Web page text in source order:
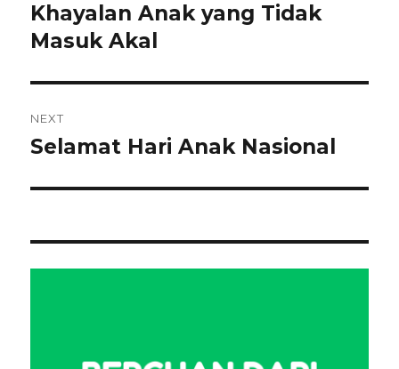
post:
Khayalan Anak yang Tidak
Masuk Akal
NEXT
Next
Selamat Hari Anak Nasional